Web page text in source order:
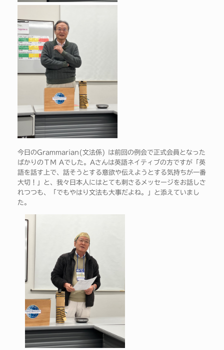
今日のGrammarian(文法係) は前回の例会で正式会員となった
ばかりのＴＭ Aでした。Aさんは英語ネイティブの方ですが「英
語を話す上で、話そうとする意欲や伝えようとする気持ちが一番
大切！」と、我々日本人にはとても刺さるメッセージをお話しさ
れつつも、「でもやはり文法も大事だよね。」と添えていまし
た。